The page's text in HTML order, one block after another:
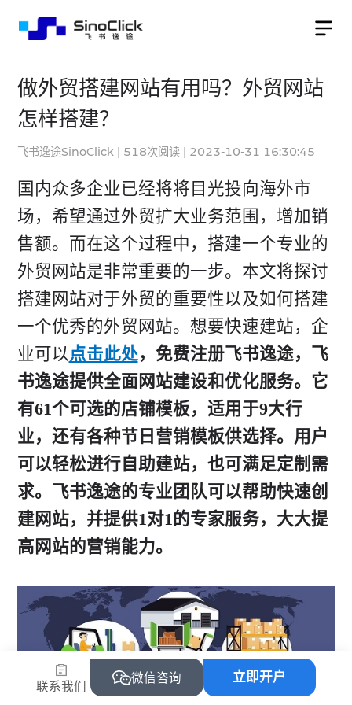
做外贸搭建网站有用吗？外贸网站
怎样搭建？
飞书逸途SinoClick | 518次阅读 | 2023-10-31 16:30:45
国内众多企业已经将将目光投向海外市
场，希望通过外贸扩大业务范围，增加销
售额。而在这个过程中，搭建一个专业的
外贸网站是非常重要的一步。本文将探讨
搭建网站对于外贸的重要性以及如何搭建
一个优秀的外贸网站。想要快速建站，企
业可以点击此处，免费注册飞书逸途，飞
书逸途提供全面网站建设和优化服务。它
有61个可选的店铺模板，适用于9大行
业，还有各种节日营销模板供选择。用户
可以轻松进行自助建站，也可满足定制需
求。飞书逸途的专业团队可以帮助快速创
建网站，并提供1对1的专家服务，大大提
高网站的营销能力。
联系我们
微信咨询 立即开户